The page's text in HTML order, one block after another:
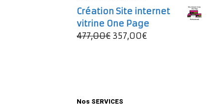
49,00€.
prix
initial
était :
197,00€.
prix
actuel
est :
Création Site internet
vitrine One Page
477,00€ Le
357,00€Le
Nos SERVICES